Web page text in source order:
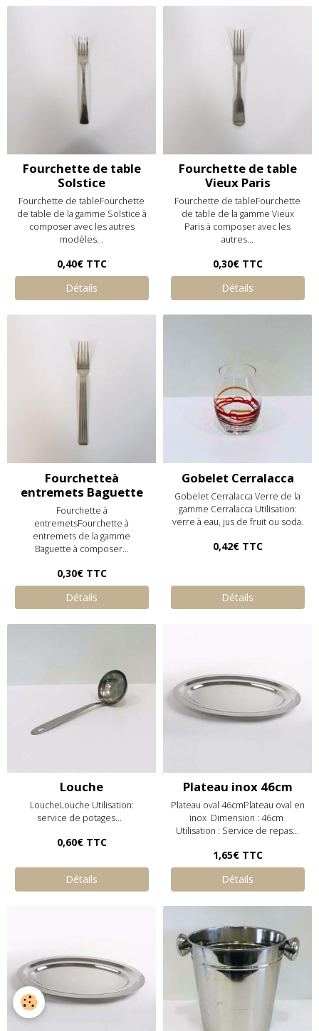
Fourchette de table
Solstice
Fourchette de tableFourchette
de table de la gamme Solstice à
composer avec les autres
modèles...
0,40€ TTC
Détails
Fourchette de table
Vieux Paris
Fourchette de tableFourchette
de table de la gamme Vieux
Paris à composer avec les
autres...
0,30€ TTC
Détails
Fourchetteà
entremets Baguette
Fourchette à
entremetsFourchette à
entremets de la gamme
Baguette à composer...
0,30€ TTC
Détails
Gobelet Cerralacca
Gobelet Cerralacca Verre de la
gamme Cerralacca Utilisation:
verre à eau, jus de fruit ou soda.
0,42€ TTC
Détails
Louche
LoucheLouche Utilisation:
service de potages...
0,60€ TTC
Détails
Plateau inox 46cm
Plateau oval 46cmPlateau oval en
inox Dimension : 46cm
Utilisation : Service de repas...
1,65€ TTC
Détails